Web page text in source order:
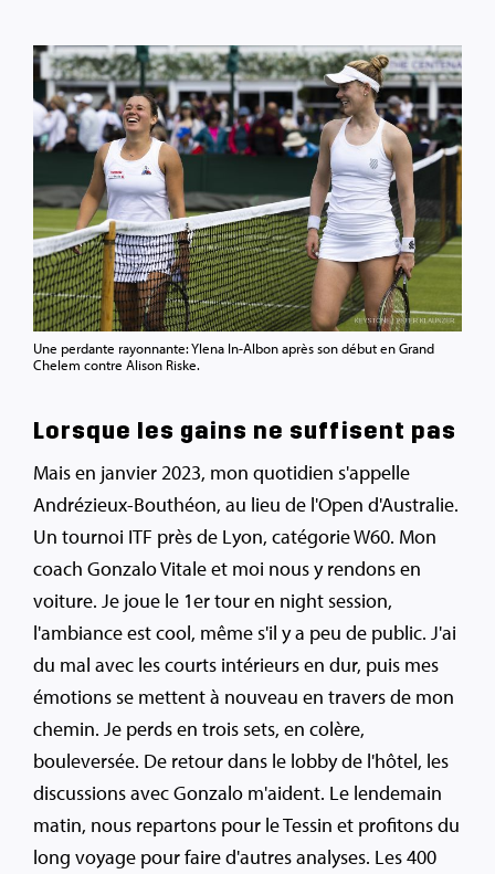
Une perdante rayonnante: Ylena In-Albon après son début en Grand
Chelem contre Alison Riske.
Lorsque les gains ne suffisent pas
Mais en janvier 2023, mon quotidien s'appelle
Andrézieux-Bouthéon, au lieu de l'Open d'Australie.
Un tournoi ITF près de Lyon, catégorie W60. Mon
coach Gonzalo Vitale et moi nous y rendons en
voiture. Je joue le 1er tour en night session,
l'ambiance est cool, même s'il y a peu de public. J'ai
du mal avec les courts intérieurs en dur, puis mes
émotions se mettent à nouveau en travers de mon
chemin. Je perds en trois sets, en colère,
bouleversée. De retour dans le lobby de l'hôtel, les
discussions avec Gonzalo m'aident. Le lendemain
matin, nous repartons pour le Tessin et profitons du
long voyage pour faire d'autres analyses. Les 400